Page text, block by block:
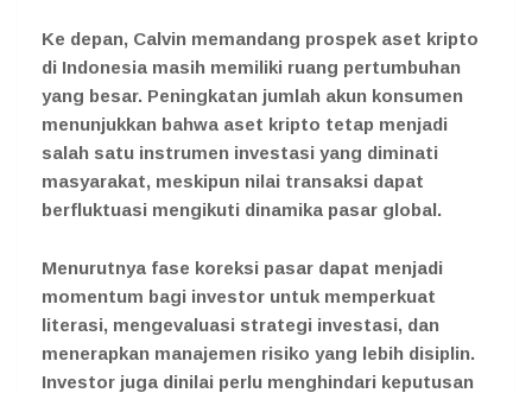
Ke depan, Calvin memandang prospek aset kripto
di Indonesia masih memiliki ruang pertumbuhan
yang besar. Peningkatan jumlah akun konsumen
menunjukkan bahwa aset kripto tetap menjadi
salah satu instrumen investasi yang diminati
masyarakat, meskipun nilai transaksi dapat
berfluktuasi mengikuti dinamika pasar global.
Menurutnya fase koreksi pasar dapat menjadi
momentum bagi investor untuk memperkuat
literasi, mengevaluasi strategi investasi, dan
menerapkan manajemen risiko yang lebih disiplin.
Investor juga dinilai perlu menghindari keputusan